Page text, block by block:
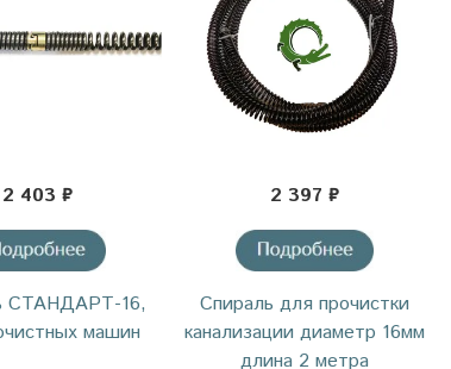
2 403 ₽
СТАНДАРТ-16,
машин
2 397 ₽
Спираль для прочистки
канализации диаметр 16мм
длина 2 метра